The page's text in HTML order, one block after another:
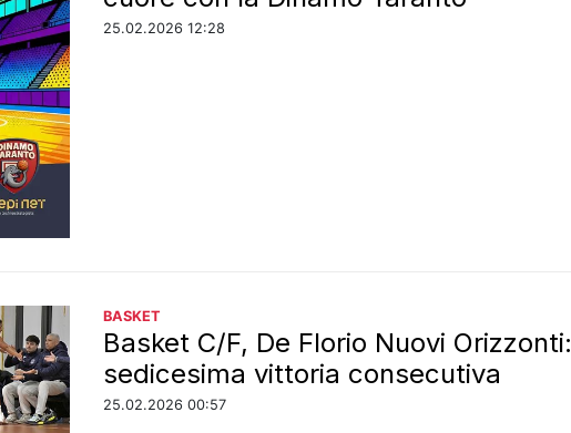
25.02.2026 12:28
BASKET
Basket C/F, De Florio Nuovi Orizzonti:
sedicesima vittoria consecutiva
25.02.2026 00:57